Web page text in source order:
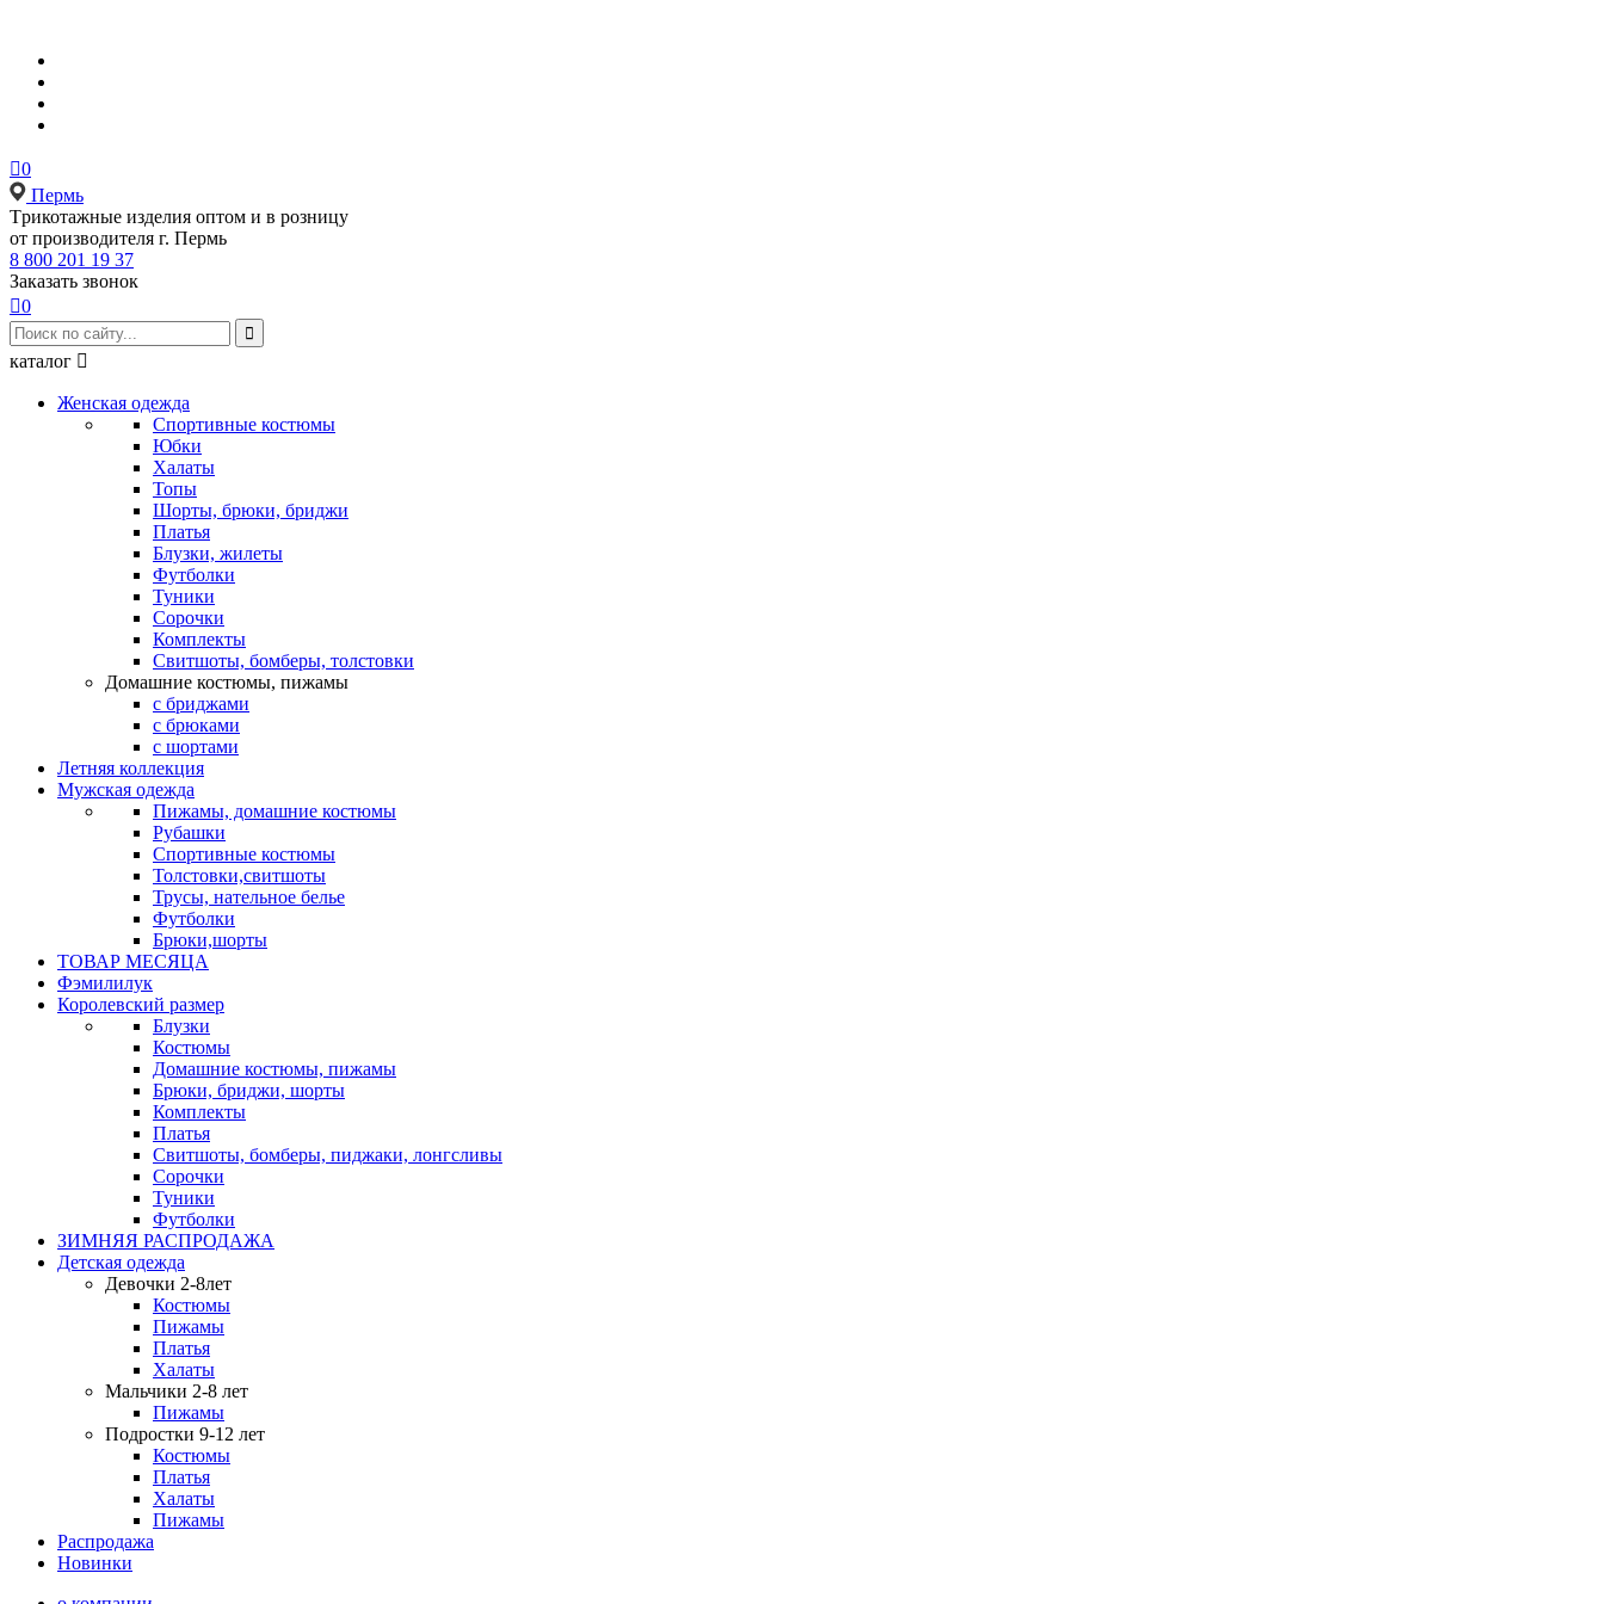
0
Пермь
Tрикотажные изделия оптом и в розницу
от производителя г. Пермь
8 800 201 19 37
Заказать звонок
0

каталог 
Женская одежда
Спортивные костюмы
Юбки
Халаты
Топы
Шорты, брюки, бриджи
Платья
Блузки, жилеты
Футболки
Туники
Сорочки
Комплекты
Свитшоты, бомберы, толстовки
Домашние костюмы, пижамы
с бриджами
с брюками
с шортами
Летняя коллекция
Мужская одежда
Пижамы, домашние костюмы
Рубашки
Спортивные костюмы
Толстовки,свитшоты
Трусы, нательное белье
Футболки
Брюки,шорты
ТОВАР МЕСЯЦА
Фэмилилук
Королевский размер
Блузки
Костюмы
Домашние костюмы, пижамы
Брюки, бриджи, шорты
Комплекты
Платья
Свитшоты, бомберы, пиджаки, лонгсливы
Сорочки
Туники
Футболки
ЗИМНЯЯ РАСПРОДАЖА
Детская одежда
Девочки 2-8лет
Костюмы
Пижамы
Платья
Халаты
Мальчики 2-8 лет
Пижамы
Подростки 9-12 лет
Костюмы
Платья
Халаты
Пижамы
Распродажа
Новинки